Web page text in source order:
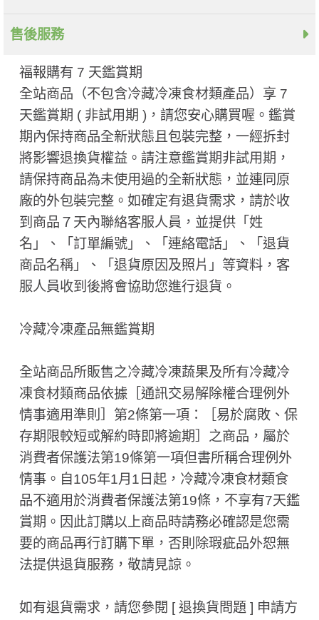
售後服務
福報購有 7 天鑑賞期
全站商品（不包含冷藏冷凍食材類產品）享 7
天鑑賞期 ( 非試用期 ​)，請您安心購買喔。鑑賞
期內保持商品全新狀態且包裝完整，一經拆封
將影響退換貨權益。請注意鑑賞期非試用期，
請保持商品為未使用過的全新狀態，並連同原
廠的外包裝完整。如確定有退貨需求，請於收
到商品７天內聯絡客服人員，並提供「姓
名」、「訂單編號」、「連絡電話」、「退貨
商品名稱」、「退貨原因及照片」等資料，客
服人員收到後將會協助您進行退貨。
冷藏冷凍產品無鑑賞期
全站商品所販售之冷藏冷凍蔬果及所有冷藏冷
凍食材類商品依據［通訊交易解除權合理例外
情事適用準則］第2條第一項：［易於腐敗、保
存期限較短或解約時即將逾期］之商品，屬於
消費者保護法第19條第一項但書所稱合理例外
情事。自105年1月1日起，冷藏冷凍食材類食
品不適用於消費者保護法第19條，不享有7天鑑
賞期。因此訂購以上商品時請務必確認是您需
要的商品再行訂購下單，否則除瑕疵品外恕無
法提供退貨服務，敬請見諒。
如有退貨需求，請您參閱 [ 退換貨問題 ] 申請方